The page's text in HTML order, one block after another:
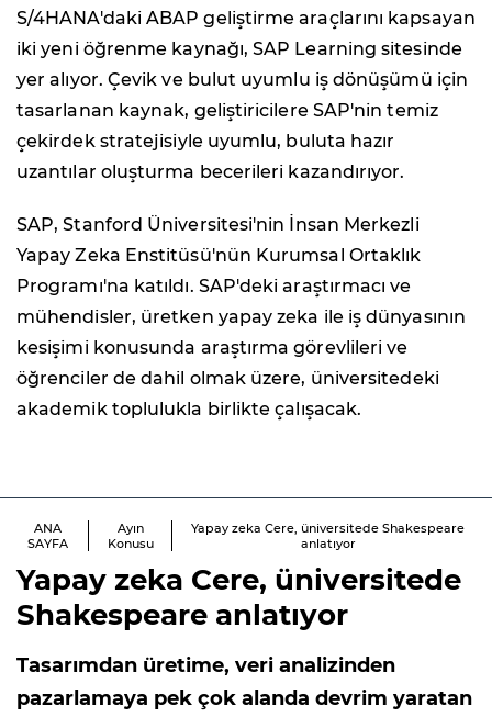
S/4HANA'daki ABAP geliştirme araçlarını kapsayan
iki yeni öğrenme kaynağı, SAP Learning sitesinde
yer alıyor. Çevik ve bulut uyumlu iş dönüşümü için
tasarlanan kaynak, geliştiricilere SAP'nin temiz
çekirdek stratejisiyle uyumlu, buluta hazır
uzantılar oluşturma becerileri kazandırıyor.
SAP, Stanford Üniversitesi'nin İnsan Merkezli
Yapay Zeka Enstitüsü'nün Kurumsal Ortaklık
Programı'na katıldı. SAP'deki araştırmacı ve
mühendisler, üretken yapay zeka ile iş dünyasının
kesişimi konusunda araştırma görevlileri ve
öğrenciler de dahil olmak üzere, üniversitedeki
akademik toplulukla birlikte çalışacak.
ANA
SAYFA
Ayın
Konusu
Yapay zeka Cere, üniversitede Shakespeare
anlatıyor
Yapay zeka Cere, üniversitede
Shakespeare anlatıyor
Tasarımdan üretime, veri analizinden
pazarlamaya pek çok alanda devrim yaratan